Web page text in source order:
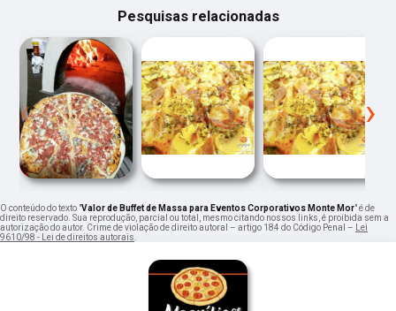
Pesquisas relacionadas
‹ ›
O conteúdo do texto "Valor de Buffet de Massa para Eventos Corporativos Monte Mor" é de
direito reservado. Sua reprodução, parcial ou total, mesmo citando nossos links, é proibida sem a
autorização do autor. Crime de violação de direito autoral – artigo 184 do Código Penal –
Lei
9610/98 - Lei de direitos autorais